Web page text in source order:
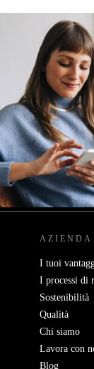
AZIENDA
I tuoi
I processi di
Sostenibilità
Qualità
Chi siamo
Lavora con
Blog